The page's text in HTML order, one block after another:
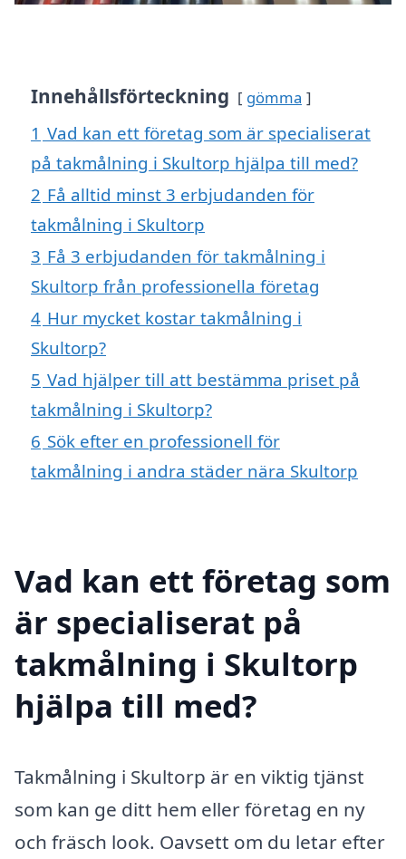
Innehållsförteckning gömma
1 Vad kan ett företag som är specialiserat
på takmålning i Skultorp hjälpa till med?
2 Få alltid minst 3 erbjudanden för
takmålning i Skultorp
3 Få 3 erbjudanden för takmålning i
Skultorp från professionella företag
4 Hur mycket kostar takmålning i
Skultorp?
5 Vad hjälper till att bestämma priset på
takmålning i Skultorp?
6 Sök efter en professionell för
takmålning i andra städer nära Skultorp
Vad kan ett företag som
är specialiserat på
takmålning i Skultorp
hjälpa till med?
Takmålning i Skultorp är en viktig tjänst
som kan ge ditt hem eller företag en ny
och fräsch look. Oavsett om du letar efter